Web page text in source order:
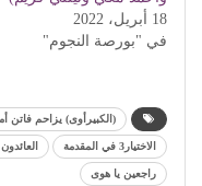
18 أبريل، 2022
في "بورصة النجوم"
(الكبيرأوى) يزاحم فاتن
الاختيار3 في المقدمة
راجعين يا هوى